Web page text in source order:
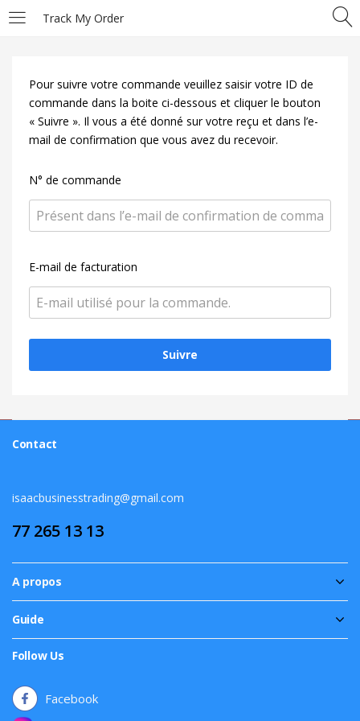
Track My Order
LOGIN
Enter your username and password to login.
Remember me
Lost password?
Pour suivre votre commande veuillez saisir votre ID de
commande dans la boite ci-dessous et cliquer le bouton
« Suivre ». Il vous a été donné sur votre reçu et dans l’e-
mail de confirmation que vous avez du recevoir.
N° de commande
E-mail de facturation
Suivre
Contact
isaacbusinesstrading@gmail.com
77 265 13 13
A propos
Guide
Follow Us
Facebook